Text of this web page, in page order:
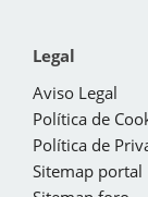
Legal
Aviso Legal
Política de
Política de
Sitemap portal